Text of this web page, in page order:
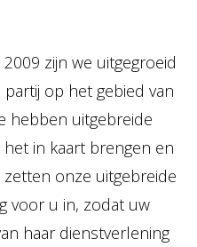
zijn we uitgegroeid
op het gebied van
hebben uitgebreide
in kaart brengen en
zetten onze uitgebreide
voor u in, zodat uw
haar dienstverlening